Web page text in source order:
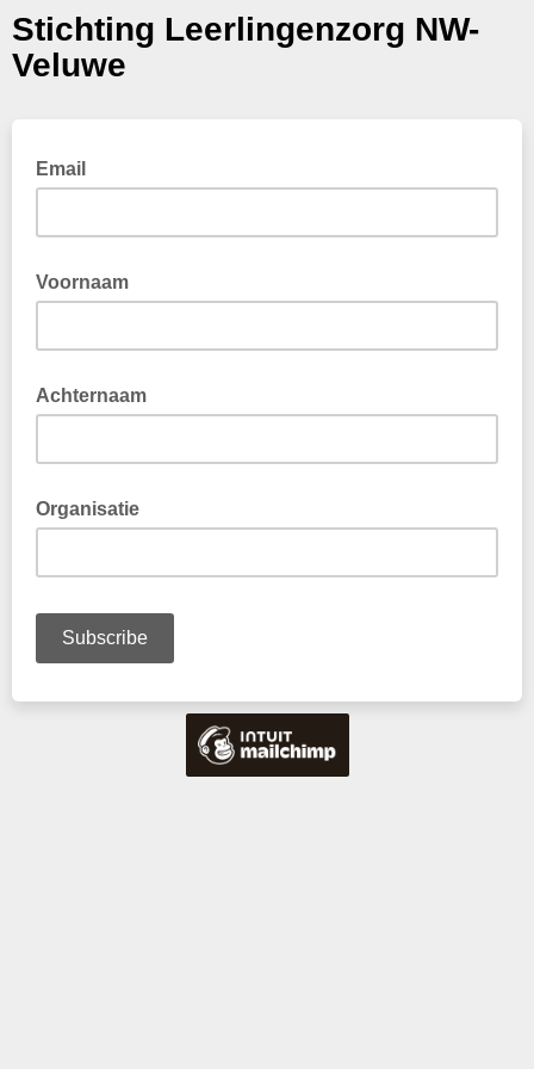
Stichting Leerlingenzorg NW-
Veluwe
Email
Voornaam
Achternaam
Organisatie